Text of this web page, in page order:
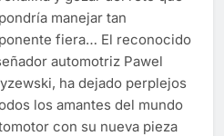
manejar tan
fiera… El reconocido
automotriz Pawel
ha dejado perplejos
los amantes del mundo
con su nueva pieza